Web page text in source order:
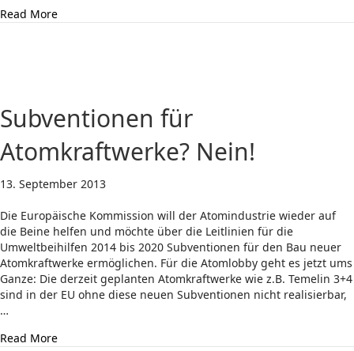
Read Moreabout Ja zum Rückkauf der Berliner Stromnetze!
Subventionen für
Atomkraftwerke? Nein!
13. September 2013
Die Europäische Kommission will der Atomindustrie wieder auf
die Beine helfen und möchte über die Leitlinien für die
Umweltbeihilfen 2014 bis 2020 Subventionen für den Bau neuer
Atomkraftwerke ermöglichen. Für die Atomlobby geht es jetzt ums
Ganze: Die derzeit geplanten Atomkraftwerke wie z.B. Temelin 3+4
sind in der EU ohne diese neuen Subventionen nicht realisierbar,
…
Read Moreabout Subventionen für Atomkraftwerke? Nein!